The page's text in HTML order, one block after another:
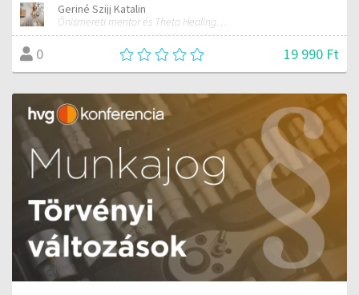
Geriné Szijj Katalin
Önismereti mentor és Theta Healing konzulens
0 19 990 Ft